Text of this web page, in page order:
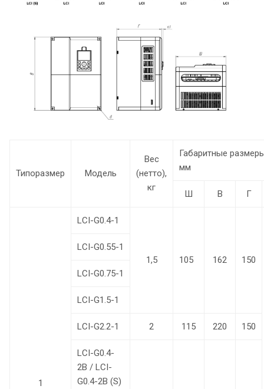
Типоразмер Модель
Вес
(нетто),
кг
Габаритные
мм
Ш В Г
1
LCI-G0.4-1
1,5 105 162 150
LCI-G0.55-1
LCI-G0.75-1
LCI-G1.5-1
LCI-G2.2-1 2 115 220 150
LCI-G0.4-
2B / LCI-
G0.4-2B (S)